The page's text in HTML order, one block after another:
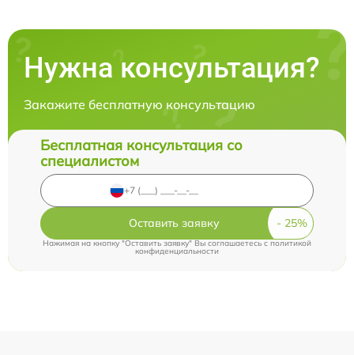
Нужна консультация?
Закажите бесплатную консультацию
Бесплатная консультация со
специалистом
Оставить заявку
Нажимая на кнопку "Оставить заявку" Вы соглашаетесь cполитикой
конфиденциальности